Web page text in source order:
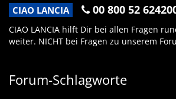
CIAO LANCIA 00 800 52
CIAO LANCIA hilft Dir bei allen Fragen
weiter. NICHT bei Fragen zu unserem
Forum-Schlagworte